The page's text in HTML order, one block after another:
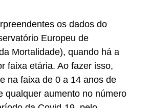
os dados do
Europeu de
Mortalidade), quando há a
faixa etária. Ao fazer isso,
na faixa de 0 a 14 anos de
qualquer aumento no número